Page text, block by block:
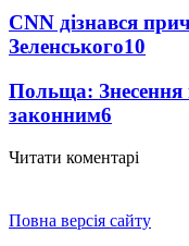
CNN дізнався
Зеленського10
Польща:
законним6
Читати коментарі
Повна версія сайту